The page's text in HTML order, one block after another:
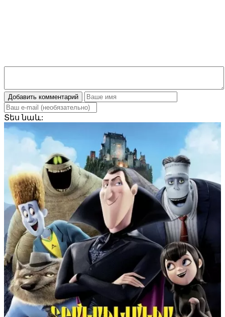
Добавить комментарий
Տեսնաև: